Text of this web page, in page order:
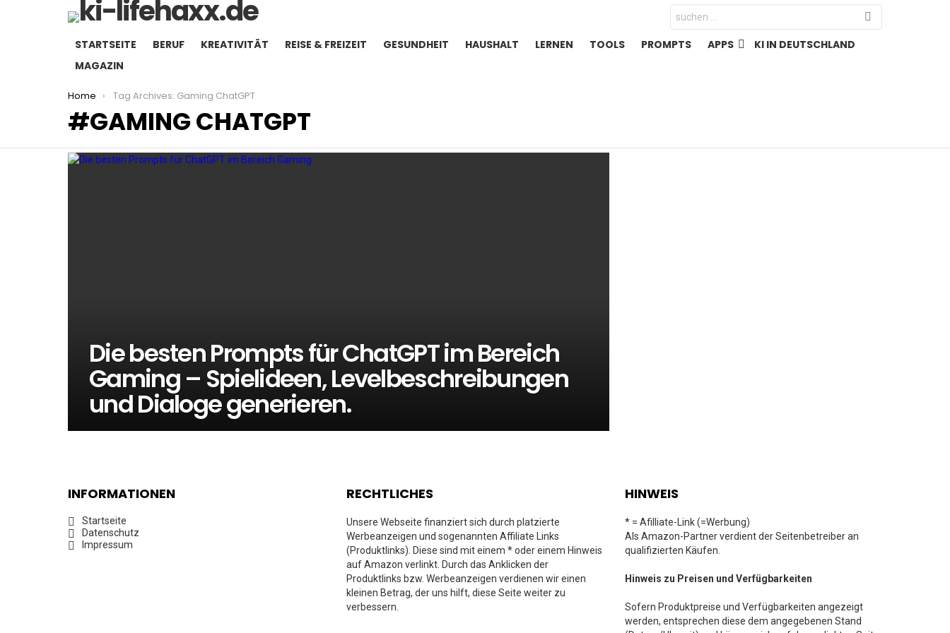
Search
for:
STARTSEITE BERUF KREATIVITÄT REISE & FREIZEIT GESUNDHEIT HAUSHALT LERNEN TOOLS PROMPTS APPS
KI IN DEUTSCHLAND
MAGAZIN
You are here:
Home Tag Archives: Gaming ChatGPT
GAMING CHATGPT
LATEST
STORIES
Die besten Prompts für ChatGPT im Bereich
Gaming – Spielideen, Levelbeschreibungen
und Dialoge generieren.
INFORMATIONEN
Startseite
Datenschutz
Impressum
RECHTLICHES
Unsere Webseite finanziert sich durch platzierte
Werbeanzeigen und sogenannten Affiliate Links
(Produktlinks). Diese sind mit einem * oder einem Hinweis
auf Amazon verlinkt. Durch das Anklicken der
Produktlinks bzw. Werbeanzeigen verdienen wir einen
kleinen Betrag, der uns hilft, diese Seite weiter zu
verbessern.
HINWEIS
* = Afilliate-Link (=Werbung)
Als Amazon-Partner verdient der Seitenbetreiber an
qualifizierten Käufen.
Hinweis zu Preisen und Verfügbarkeiten
Sofern Produktpreise und Verfügbarkeiten angezeigt
werden, entsprechen diese dem angegebenen Stand